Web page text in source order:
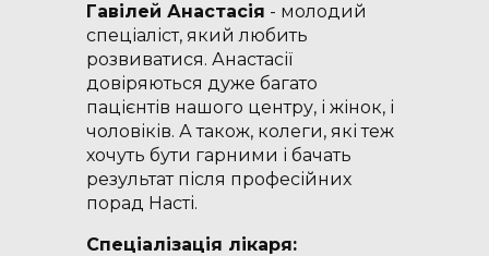
Гавілей Анастасія - молодий
спеціаліст, який любить
розвиватися. Анастасії
довіряються дуже багато
пацієнтів нашого центру, і жінок, і
чоловіків. А також, колеги, які теж
хочуть бути гарними і бачать
результат після професійних
порад Насті.
Спеціалізація лікаря: